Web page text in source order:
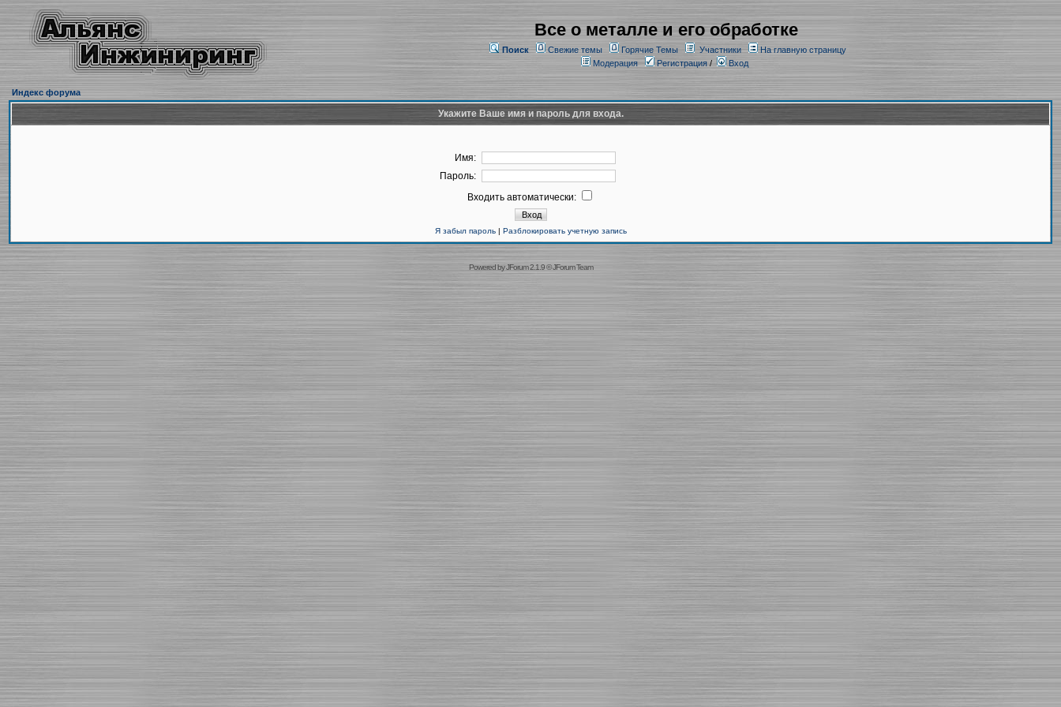
Все о металле и его обработке
Поиск Свежие темы Горячие Темы Участники
На главную страницу
Модерация
Регистрация/ Вход
Индекс форума
Укажите Ваше имя и пароль для входа.
Имя:
Пароль:
Входить автоматически:
Я забыл пароль| Разблокировать учетную запись
Powered byJForum 2.1.9©JForum Team